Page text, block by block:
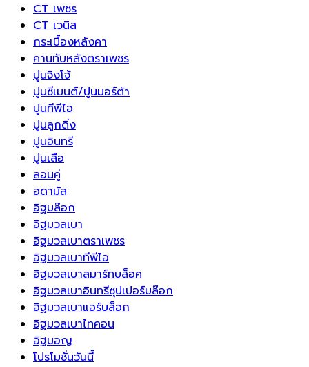
CT เพชร
CT เวนิส
กระเบื้องหลังคา
คานทับหลังตราเพชร
ปูนจิงโจ้
ปูนซีเมนต์/ปูนมอร์ต้า
ปูนทีพีไอ
ปูนลูกดิ่ง
ปูนอินทรี
ปูนเสือ
ลอนคู่
อดามัส
อิฐบล๊อก
อิฐมวลเบา
อิฐมวลเบาตราเพชร
อิฐมวลเบาทีพีไอ
อิฐมวลเบาสมาร์ทบล็อค
อิฐมวลเบาอินทรีซุปเปอร์บล๊อก
อิฐมวลเบาแอร์บล็อก
อิฐมวลเบาไทคอน
อิฐมอญ
โปรโมชั่นวันนี้